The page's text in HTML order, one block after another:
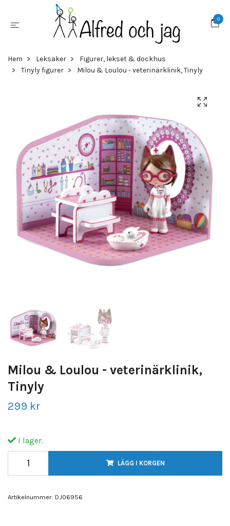
0
Hem Leksaker
Figurer, lekset & dockhus
Tinyly figurer
Milou & Loulou - veterinärklinik, Tinyly
Milou & Loulou - veterinärklinik,
Tinyly
299 kr
I lager.
LÄGG I KORGEN
Artikelnummer: DJ06956